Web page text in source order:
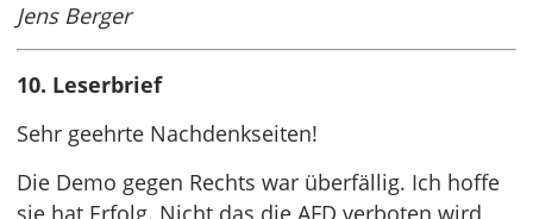
Jens Berger
10. Leserbrief
Sehr geehrte Nachdenkseiten!
Die Demo gegen Rechts war überfällig. Ich hoffe
sie hat Erfolg. Nicht das die AFD verboten wird,